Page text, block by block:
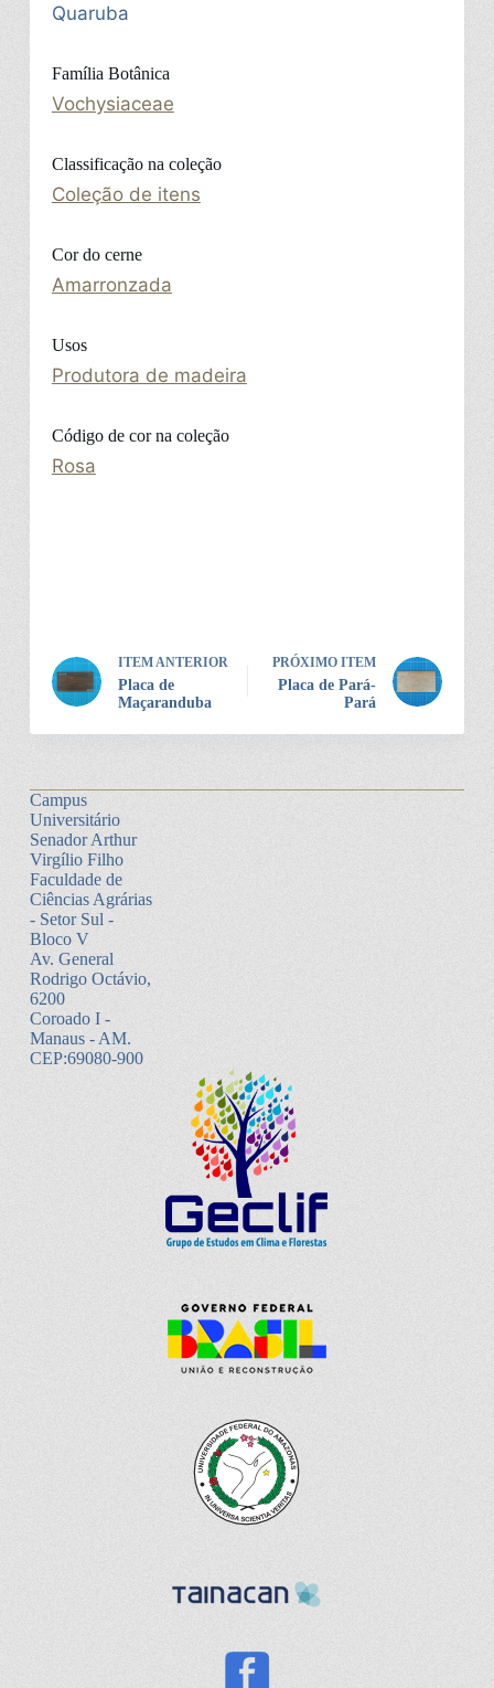
Quaruba
Família Botânica
Vochysiaceae
Classificação na coleção
Coleção de itens
Cor do cerne
Amarronzada
Usos
Produtora de madeira
Código de cor na coleção
Rosa
ITEM ANTERIOR
Placa de
Maçaranduba
PRÓXIMO ITEM
Placa de Pará-
Pará
Campus
Universitário
Senador Arthur
Virgílio Filho
Faculdade de
Ciências Agrárias
- Setor Sul -
Bloco V
Av. General
Rodrigo Octávio,
6200
Coroado I -
Manaus - AM.
CEP:69080-900